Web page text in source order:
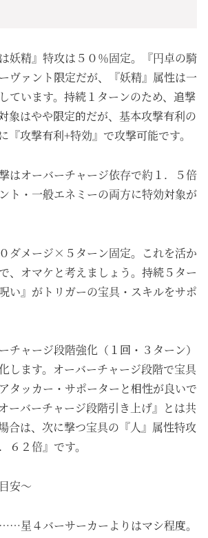
妖精』特攻は５０％固定。『円卓の騎
ヴァント限定だが、『妖精』属性は一
ています。 持続１ターンのため、追撃
象はやや限定的だが、基本攻撃有利の
『攻撃有利+特効』で攻撃可能です。
はオーバーチャージ依存で約１．５倍
ト・一般エネミーの両方に特効対象が
ダメージ×５ターン固定。これを活か
、オマケと考えましょう。持続５ター
い』がトリガーの宝具・スキルをサポ
チャージ段階強化（１回・３ターン）
します。オーバーチャージ段階で宝具
タッカー・サポーターと相性が良いで
ーバーチャージ段階引き上げ』とは共
合は、次に撃つ宝具の『人』属性特攻
２倍』です。
安～
星４バーサーカーよりはマシ程度。